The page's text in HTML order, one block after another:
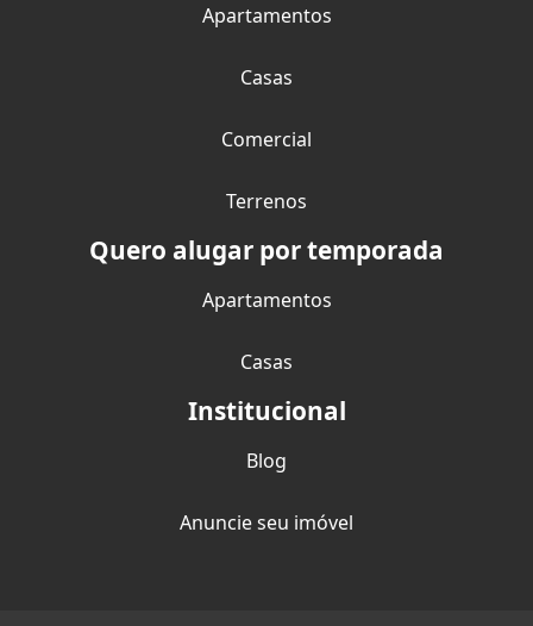
Apartamentos
Casas
Comercial
Terrenos
Quero alugar por temporada
Apartamentos
Casas
Institucional
Blog
Anuncie seu imóvel